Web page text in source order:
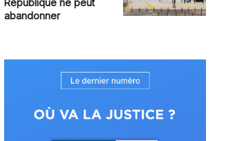
République ne peut
abandonner